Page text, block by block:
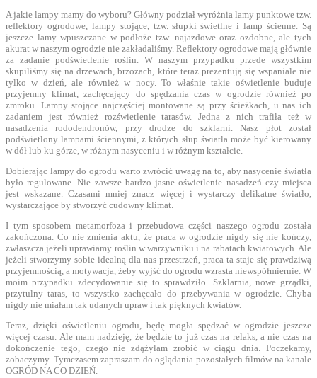
A jakie lampy mamy do wyboru? Główny podział wyróżnia lamy punktowe tzw.
reflektory ogrodowe, lampy stojące, tzw. słupki świetlne i lamp ścienne. Są
jeszcze lamy wpuszczane w podłoże tzw. najazdowe oraz ozdobne, ale tych
akurat w naszym ogrodzie nie zakładaliśmy. Reflektory ogrodowe mają głównie
za zadanie podświetlenie roślin. W naszym przypadku przede wszystkim
skupiliśmy się na drzewach, brzozach, które teraz prezentują się wspaniale nie
tylko w dzień, ale również w nocy. To właśnie takie oświetlenie buduje
przyjemny klimat, zachęcający do spędzania czas w ogrodzie również po
zmroku. Lampy stojące najczęściej montowane są przy ścieżkach, u nas ich
zadaniem jest również rozświetlenie tarasów. Jedna z nich trafiła też w
nasadzenia rododendronów, przy drodze do szklarni. Nasz płot został
podświetlony lampami ściennymi, z których słup światła może być kierowany
w dół lub ku górze, w różnym nasyceniu i w różnym kształcie.
Dobierając lampy do ogrodu warto zwrócić uwagę na to, aby nasycenie światła
było regulowane. Nie zawsze bardzo jasne oświetlenie nasadzeń czy miejsca
jest wskazane. Czasami mniej znacz więcej i wystarczy delikatne światło,
wystarczające by stworzyć cudowny klimat.
I tym sposobem metamorfoza i przebudowa części naszego ogrodu została
zakończona. Co nie zmienia aktu, że praca w ogrodzie nigdy się nie kończy,
zwłaszcza jeżeli uprawiamy roślin w warzywniku i na rabatach kwiatowych. Ale
jeżeli stworzymy sobie idealną dla nas przestrzeń, praca ta staje się prawdziwą
przyjemnością, a motywacja, żeby wyjść do ogrodu wzrasta niewspółmiernie. W
moim przypadku zdecydowanie się to sprawdziło. Szklarnia, nowe grządki,
przytulny taras, to wszystko zachęcało do przebywania w ogrodzie. Chyba
nigdy nie miałam tak udanych upraw i tak pięknych kwiatów.
Teraz, dzięki oświetleniu ogrodu, będę mogła spędzać w ogrodzie jeszcze
więcej czasu. Ale mam nadzieję, że będzie to już czas na relaks, a nie czas na
dokończenie tego, czego nie zdążyłam zrobić w ciągu dnia. Poczekamy,
zobaczymy. Tymczasem zapraszam do oglądania pozostałych filmów na kanale
OGRÓD NA CO DZIEŃ.